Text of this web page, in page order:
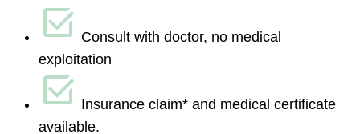
Consult with doctor, no medical
exploitation
Insurance claim* and medical certificate
available.